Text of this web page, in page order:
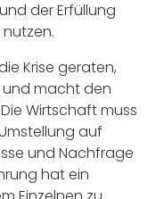
der Erfüllung
Krise geraten,
und macht den
Wirtschaft muss
auf
und Nachfrage
hat ein